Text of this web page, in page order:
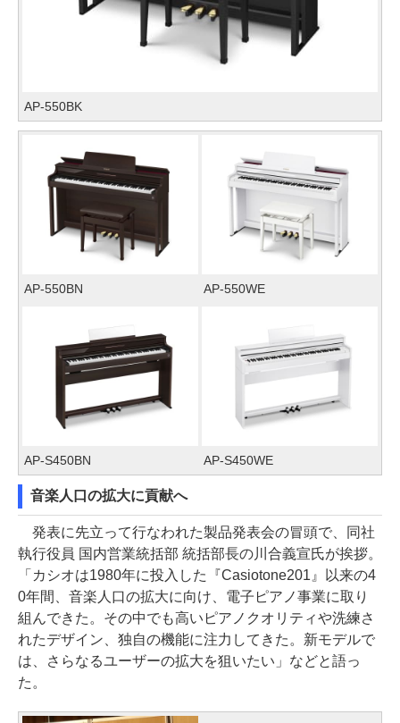
AP-550BK
AP-550BN AP-550WE
AP-S450BN AP-S450WE
音楽人口の拡大に貢献へ
発表に先立って行なわれた製品発表会の冒頭で、同社
執行役員 国内営業統括部 統括部長の川合義宣氏が挨拶。
「カシオは1980年に投入した『Casiotone201』以来の4
0年間、音楽人口の拡大に向け、電子ピアノ事業に取り
組んできた。その中でも高いピアノクオリティや洗練さ
れたデザイン、独自の機能に注力してきた。新モデルで
は、さらなるユーザーの拡大を狙いたい」などと語っ
た。